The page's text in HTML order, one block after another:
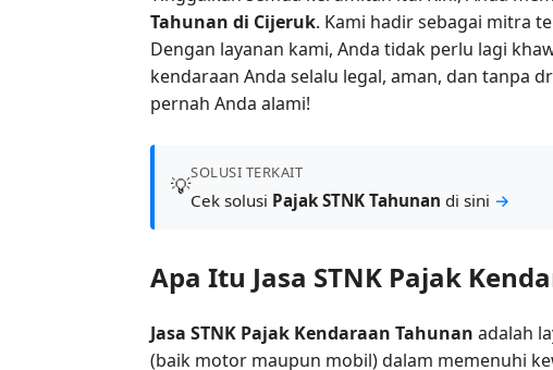
Tahunan di Cijeruk. Kami hadir sebagai mitra
Dengan layanan kami, Anda tidak perlu lagi
kendaraan Anda selalu legal, aman, dan tanpa
pernah Anda alami!
💡
SOLUSI TERKAIT
Cek solusi Pajak STNK Tahunan di sini →
Apa Itu Jasa STNK Pajak
Jasa STNK Pajak Kendaraan Tahunan adalah
(baik motor maupun mobil) dalam memenuhi